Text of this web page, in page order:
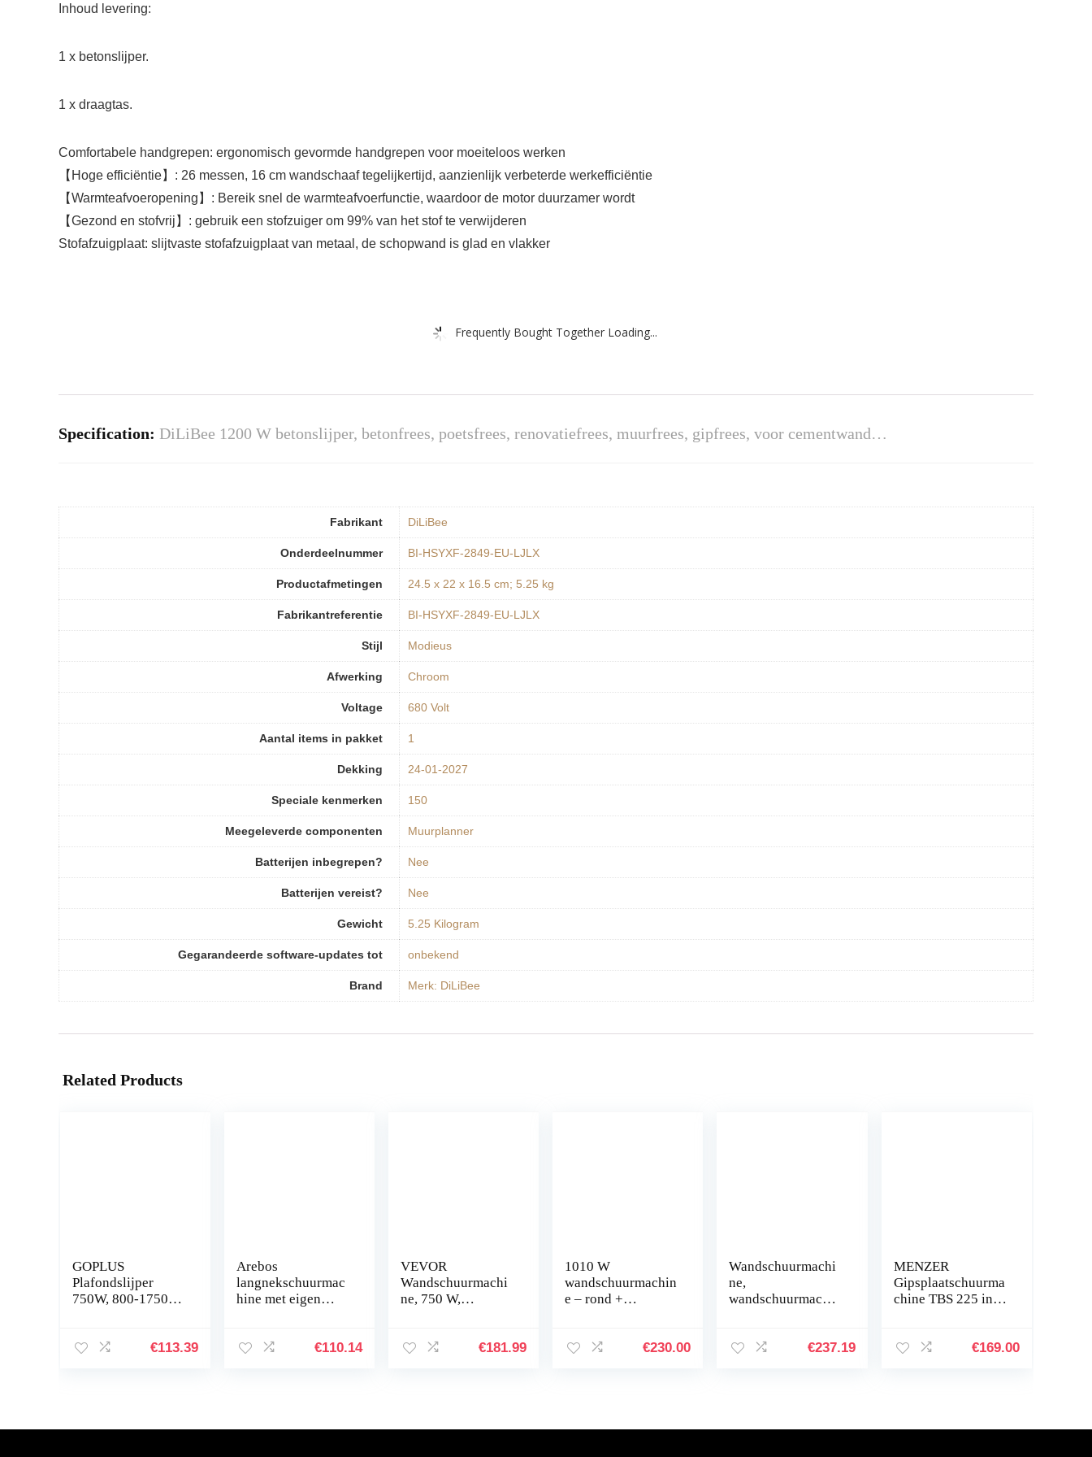
Inhoud levering:
1 x betonslijper.
1 x draagtas.
Comfortabele handgrepen: ergonomisch gevormde handgrepen voor moeiteloos werken
【Hoge efficiëntie】: 26 messen, 16 cm wandschaaf tegelijkertijd, aanzienlijk verbeterde werkefficiëntie
【Warmteafvoeropening】: Bereik snel de warmteafvoerfunctie, waardoor de motor duurzamer wordt
【Gezond en stofvrij】: gebruik een stofzuiger om 99% van het stof te verwijderen
Stofafzuigplaat: slijtvaste stofafzuigplaat van metaal, de schopwand is glad en vlakker
Frequently Bought Together Loading...
Specification: DiLiBee 1200 W betonslijper, betonfrees, poetsfrees, renovatiefrees, muurfrees, gipfrees, voor cementwand…
Fabrikant ‎DiLiBee
Onderdeelnummer ‎BI-HSYXF-2849-EU-LJLX
Productafmetingen ‎24.5 x 22 x 16.5 cm; 5.25 kg
Fabrikantreferentie ‎BI-HSYXF-2849-EU-LJLX
Stijl ‎Modieus
Afwerking ‎Chroom
Voltage ‎680 Volt
Aantal items in pakket ‎1
Dekking ‎24-01-2027
Speciale kenmerken ‎150
Meegeleverde componenten ‎Muurplanner
Batterijen inbegrepen? ‎Nee
Batterijen vereist? ‎Nee
Gewicht ‎5.25 Kilogram
Gegarandeerde software-updates tot ‎onbekend
Brand Merk: DiLiBee
Related Products
GOPLUS
Plafondslijper
750W, 800-1750
wandschuurmachin
€113.39
Arebos
langnekschuurmac
hine met eigen
225 mm |
€110.14
VEVOR
Wandschuurmachi
ne, 750 W,
elektrische
€181.99
1010 W
wandschuurmachin
e – rond +
€230.00
Wandschuurmachi
ne,
wandschuurmachin
e,
€237.19
MENZER
Gipsplaatschuurma
chine TBS 225 incl.
€169.00